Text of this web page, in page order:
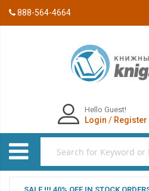
888-564-4664
Hello Guest!
Login / Register